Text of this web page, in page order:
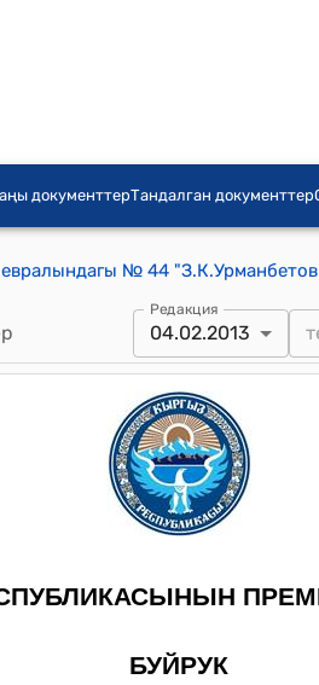
документтерТандалган документтер
Редакция
04.02.2013